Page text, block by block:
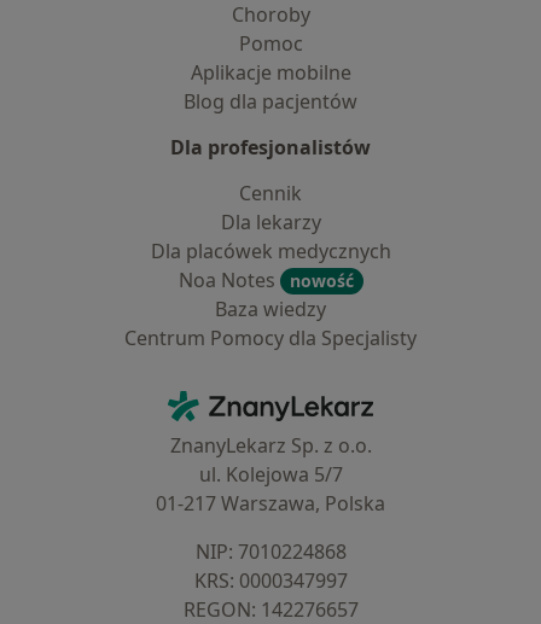
Choroby
Pomoc
Aplikacje mobilne
Blog dla pacjentów
Dla profesjonalistów
Cennik
Dla lekarzy
Dla placówek medycznych
Noa Notes
nowość
Baza wiedzy
Centrum Pomocy dla Specjalisty
ZnanyLekarz - Strona główna
ZnanyLekarz Sp. z o.o.
ul. Kolejowa 5/7
01-217 Warszawa, Polska
NIP: ⁠7010224868
KRS: ⁠0000347997
REGON: ⁠142276657